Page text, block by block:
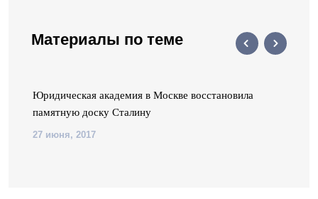
Материалы по теме
Юридическая академия в Москве восстановила
памятную доску Сталину
27 июня, 2017